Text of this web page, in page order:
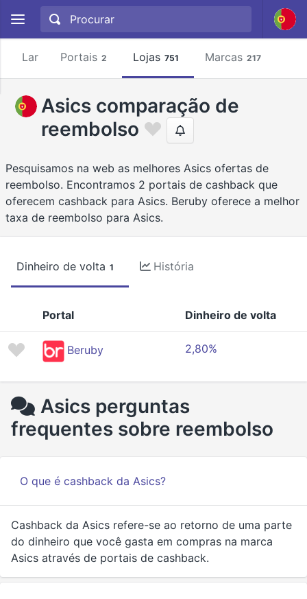
Lar Portais 2 Lojas 751 Marcas 217
Asics comparação de
reembolso
Pesquisamos na web as melhores Asics ofertas de
reembolso. Encontramos 2 portais de cashback que
oferecem cashback para Asics. Beruby oferece a melhor
taxa de reembolso para Asics.
Dinheiro de volta 1 História
Portal Dinheiro de volta
Beruby 2,80%
Asics perguntas
frequentes sobre reembolso
O que é cashback da Asics?
Cashback da Asics refere-se ao retorno de uma parte
do dinheiro que você gasta em compras na marca
Asics através de portais de cashback.